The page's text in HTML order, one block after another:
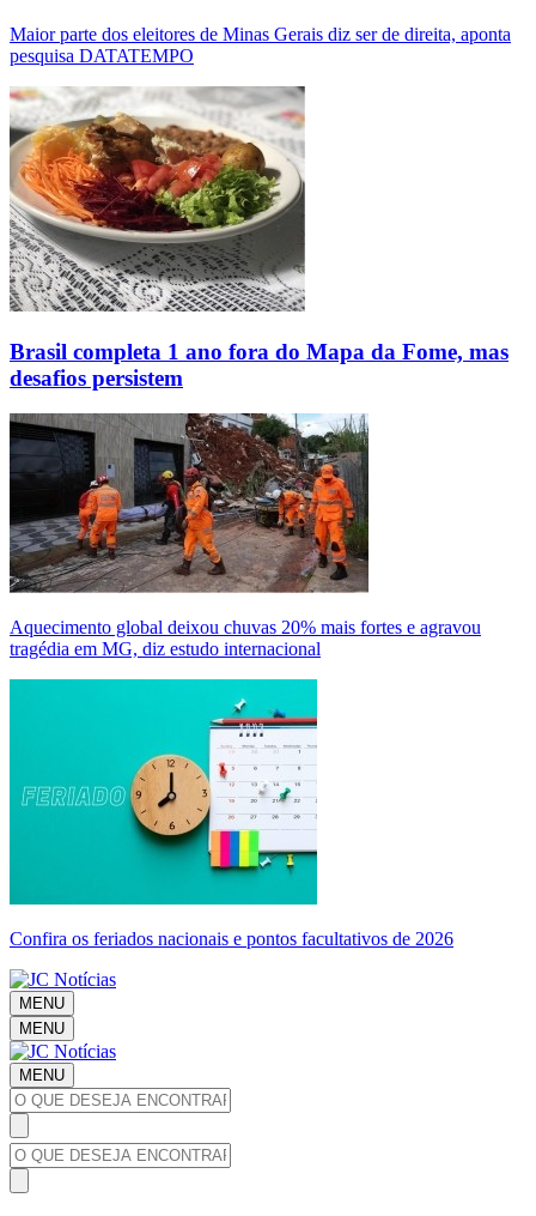
Maior parte dos eleitores de Minas Gerais diz ser de direita, aponta
pesquisa DATATEMPO
Brasil completa 1 ano fora do Mapa da Fome, mas
desafios persistem
Aquecimento global deixou chuvas 20% mais fortes e agravou
tragédia em MG, diz estudo internacional
Confira os feriados nacionais e pontos facultativos de 2026
MENU
MENU
MENU